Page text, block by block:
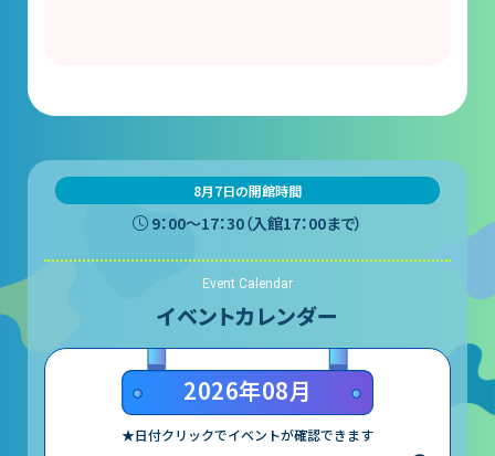
プライバシーポリシー
お問い合わせ
プラネタリウム
イベント
動画配信
8月7日の開館時間
9：00〜17：30（入館17：00まで）
Event Calendar
イベントカレンダー
2026年08月
★日付クリックでイベントが確認できます